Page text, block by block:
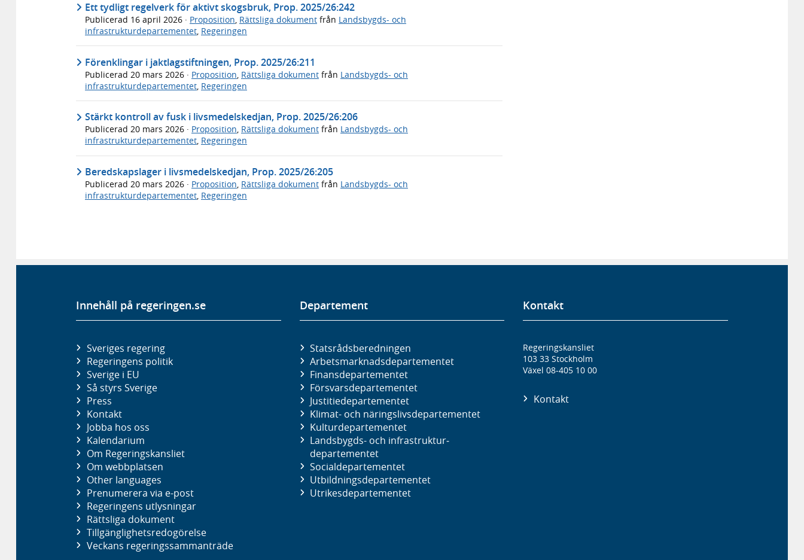
Ett tydligt regelverk för aktivt skogsbruk, Prop. 2025/26:242
Publicerad 16 april 2026 · Proposition, Rättsliga dokument från Landsbygds- och
infrastrukturdepartementet, Regeringen
Förenklingar i jaktlagstiftningen, Prop. 2025/26:211
Publicerad 20 mars 2026 · Proposition Rättsliga dokument från Landsbygds- och
infrastrukturdepartementet Regeringen
Stärkt kontroll av fusk i livsmedelskedjan, Prop. 2025/26:206
Publicerad 20 mars 2026 · Proposition, Rättsliga dokument från Landsbygds- och
infrastrukturdepartementet, Regeringen
Beredskapslager i livsmedelskedjan, Prop. 2025/26:205
Publicerad 20 mars 2026 · Proposition, Rättsliga dokument från Landsbygds- och
infrastrukturdepartementet, Regeringen
Innehåll på regeringen.se
Sveriges regering
Regeringens politik
Sverige i EU
Så styrs Sverige
Press
Kontakt
Jobba hos oss
Kalendarium
Om Regeringskansliet
Om webbplatsen
Other languages
Prenumerera via e-post
Regeringens utlysningar
Rättsliga dokument
Tillgänglighetsredogörelse
Veckans regeringssammanträde
Departement
Statsrådsberedningen
Arbetsmarknads­departementet
Finans­departementet
Försvars­departementet
Justitie­departementet
Klimat- och näringslivs­departementet
Kultur­departementet
Landsbygds- och infrastruktur­
departementet
Social­departementet
Utbildnings­departementet
Utrikes­departementet
Kontakt
Regeringskansliet
103 33 Stockholm
Växel 08-405 10 00
Kontakt